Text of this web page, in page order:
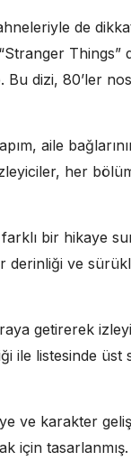
de
Things”
dizi, 80’ler
aile
her
bir hikaye
derinliği ve
getirerek
ile listesinde üst
ve karakter
için tasarlanmış.